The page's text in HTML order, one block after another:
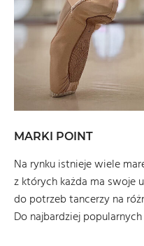
MARKI POINT
Na rynku istnieje wiele
z których każda ma swoje
do potrzeb tancerzy na
Do najbardziej